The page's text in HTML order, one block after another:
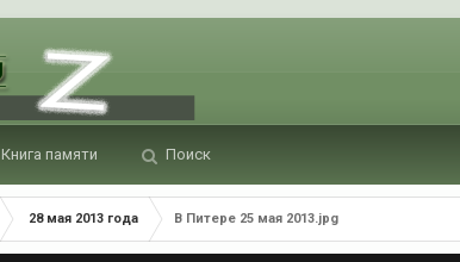
Книга памяти Поиск
28 мая 2013 года В Питере 25 мая 2013.jpg